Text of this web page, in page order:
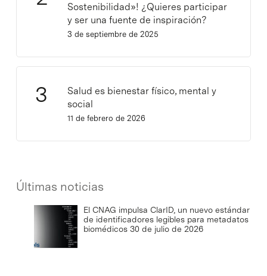
Sostenibilidad»! ¿Quieres participar
y ser una fuente de inspiración?
3 de septiembre de 2025
Salud es bienestar físico, mental y
social
11 de febrero de 2026
Últimas noticias
El CNAG impulsa ClarID, un nuevo estándar
de identificadores legibles para metadatos
biomédicos 30 de julio de 2026